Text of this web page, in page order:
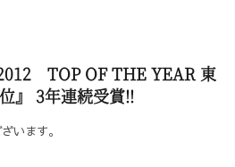
TOP OF THE YEAR 東
』 3年連続受賞!!
います。